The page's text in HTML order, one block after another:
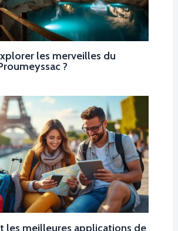
les merveilles du
?
les meilleures applications de